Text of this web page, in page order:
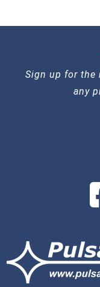
Sign up for the
any